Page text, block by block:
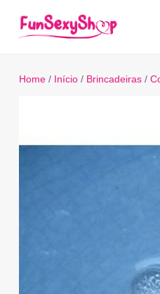
Home/ Início/ Brincadeiras/